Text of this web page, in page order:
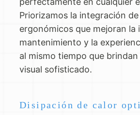
Priorizamos la integración
ergonómicos que mejoran la
mantenimiento y la
al mismo tiempo que
visual sofisticado.
Disipación de calor